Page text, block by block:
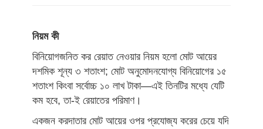
নিয়ম কী
বিনিয়োগজনিত কর রেয়াত নেওয়ার নিয়ম হলো মোট আয়ের
দশমিক শূন্য ৩ শতাংশ; মোট অনুমোদনযোগ্য বিনিয়োগের ১৫
শতাংশ কিংবা সর্বোচ্চ ১০ লাখ টাকা—এই তিনটির মধ্যে যেটি
কম হবে, তা-ই রেয়াতের পরিমাণ।
একজন করদাতার মোট আয়ের ওপর প্রযোজ্য করের চেয়ে যদি